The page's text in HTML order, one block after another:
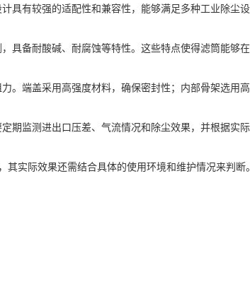
有较强的适配性和兼容性，能够满足多种工业除尘设
备耐酸碱、耐腐蚀等特性。这些特点使得滤筒能够
端盖采用高强度材料，确保密封性；内部骨架选用
监测进出口压差、气流情况和除尘效果，并根据实际
实际效果还需结合具体的使用环境和维护情况来判